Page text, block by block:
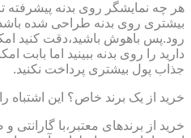
هر چه نمایشگر روی بدنه پیشرفته
بیشتری روی بدنه طراحی شده
رود.پس باهوش باشید،دقت کنید
دارید را روی بدنه ببینید اما بابت
جذاب پول بیشتری پرداخت نکنید.
خرید از یک برند خاص؟ این اشتباه را
خرید از برندهای معتبر،با